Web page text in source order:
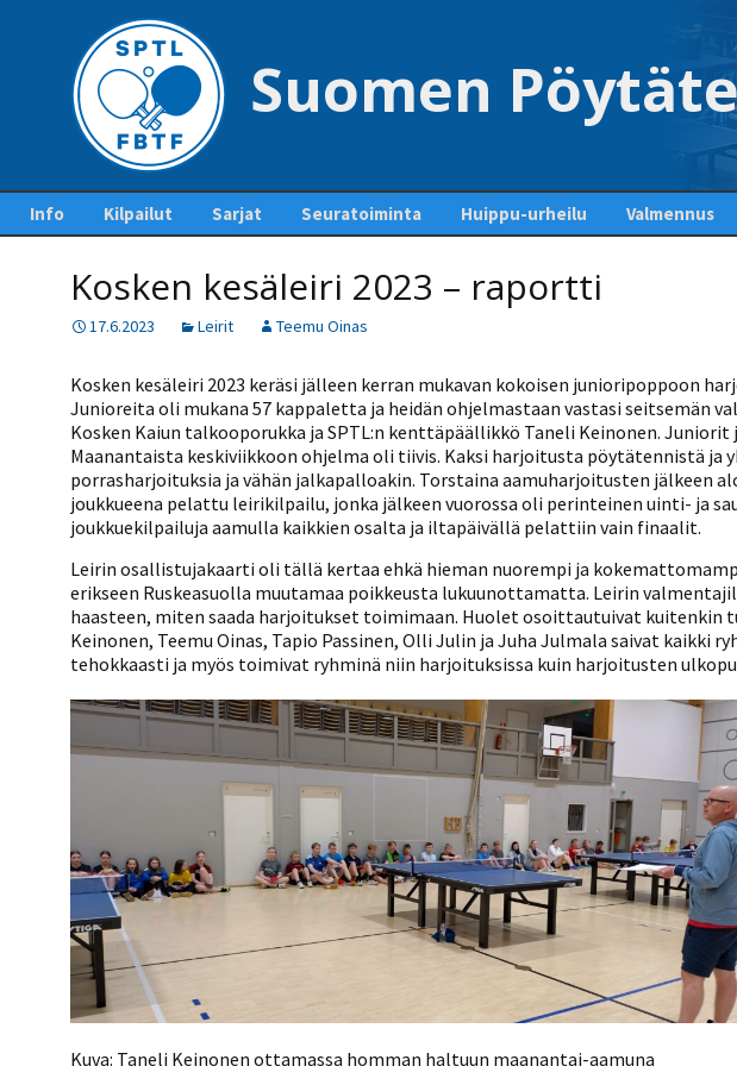
Suomen
Siirry
sisältöön
Info
Pankkitilit ja liiton
perimät maksut
Pöytätennisrahasto
Säännöt
Kurinpitosäännöt
Liittokokoukset
Hallitus
Valiokunnat
Strategia 2025-2030
Vastuullisuus
Ilmoita epäasiallisesta
käytöksestä
NETU in English
Tietosuoja
Kilpailut
Kilpailuiden
ottelupohjia ja
lomakkeita
Kilpailutiedotteet ja -
tiedostot
Ylituomarin
raporttiohjeet
GP-kilpailut
Kilpailujärjestäjien
Rating-artikkelit
Rating-manuaali
Julkaistut Rating-listat
Päivärating
Sarjat
ja sarjasäännöt
Mestaruussarja
2-divisioona
3-divisioona
4-divisioona
5-divisioona
6-divisioona
Sarjatiedotteet
Pelipaikat ja
joukkueiden
Seuratoiminta
lisenssien hankinta
Seurakehitys
ostamiseen
Lisenssihinnat 2025 –
2026
Seuran perustaminen
Pelaajalistat ja lisenssit
Seurasiirrot
Kisajärjestäjien
dokumentit
Seuratiedotteet
Leirit
EU-Erasmus:
Maahanmuuttajien
kotouttaminen ja
sukupuolten tasa-arvo
pöytätenniksessä
kattavan osallisuuden
kautta
Huippu-urheilu
Kansainväliset kilpailut
SUEK
Valmennus
tulevat
Kosken kesäleiri 2023 – raportti
17.6.2023 Leirit Teemu Oinas
Kosken kesäleiri 2023 keräsi jälleen kerran mukavan kokoisen junioripoppoon
Junioreita oli mukana 57 kappaletta ja heidän ohjelmastaan vastasi seitsemän
Kosken Kaiun talkooporukka ja SPTL:n kenttäpäällikkö Taneli Keinonen.
Maanantaista keskiviikkoon ohjelma oli tiivis. Kaksi harjoitusta pöytätennistä
porrasharjoituksia ja vähän jalkapalloakin. Torstaina aamuharjoitusten jälkeen
joukkueena pelattu leirikilpailu, jonka jälkeen vuorossa oli perinteinen uinti- ja
joukkuekilpailuja aamulla kaikkien osalta ja iltapäivällä pelattiin vain finaalit.
Leirin osallistujakaarti oli tällä kertaa ehkä hieman nuorempi ja
erikseen Ruskeasuolla muutamaa poikkeusta lukuunottamatta. Leirin
haasteen, miten saada harjoitukset toimimaan. Huolet osoittautuivat kuitenkin
Keinonen, Teemu Oinas, Tapio Passinen, Olli Julin ja Juha Julmala saivat
tehokkaasti ja myös toimivat ryhminä niin harjoituksissa kuin harjoitusten
Kuva: Taneli Keinonen ottamassa homman haltuun maanantai-aamuna